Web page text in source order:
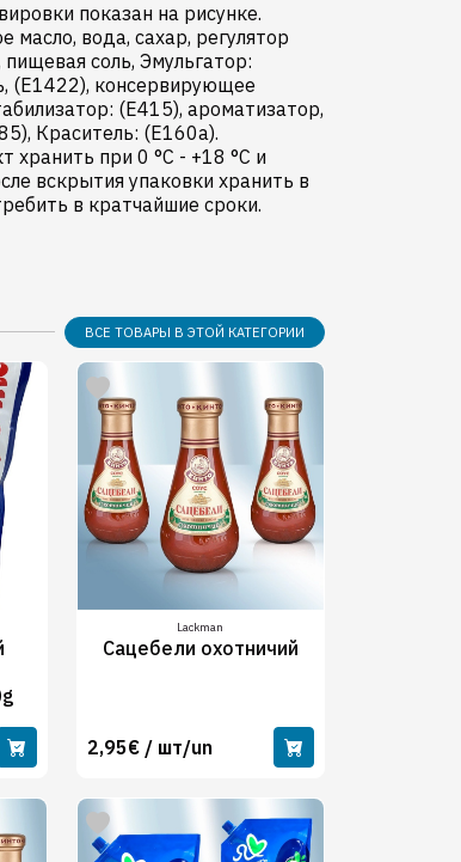
показан на рисунке.
масло, вода, сахар, pегулятор
соль, Эмульгатор:
(E1422), консервирующее
(E415), ароматизатор,
Краситель: (E160a).
при 0 °C - +18 °C и
вскрытия упаковки хранить в
в кратчайшие сроки.
ВСЕ ТОВАРЫ В ЭТОЙ КАТЕГОРИИ
Lackman
Сацебели охотничий
2,95€ / шт/un